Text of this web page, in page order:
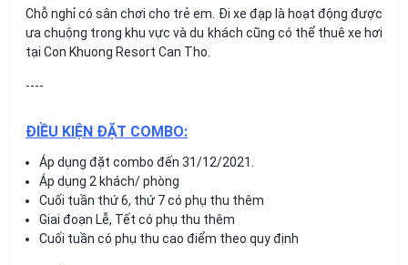
Chỗ nghỉ có sân chơi cho trẻ em. Đi xe đạp là hoạt động được
ưa chuộng trong khu vực và du khách cũng có thể thuê xe hơi
tại Con Khuong Resort Can Tho.
----
ĐIỀU KIỆN ĐẶT COMBO:
Áp dụng đặt combo đến 31/12/2021.
Áp dụng 2 khách/ phòng
Cuối tuần thứ 6, thứ 7 có phụ thu thêm
Giai đoạn Lễ, Tết có phụ thu thêm
Cuối tuần có phụ thu cao điểm theo quy định